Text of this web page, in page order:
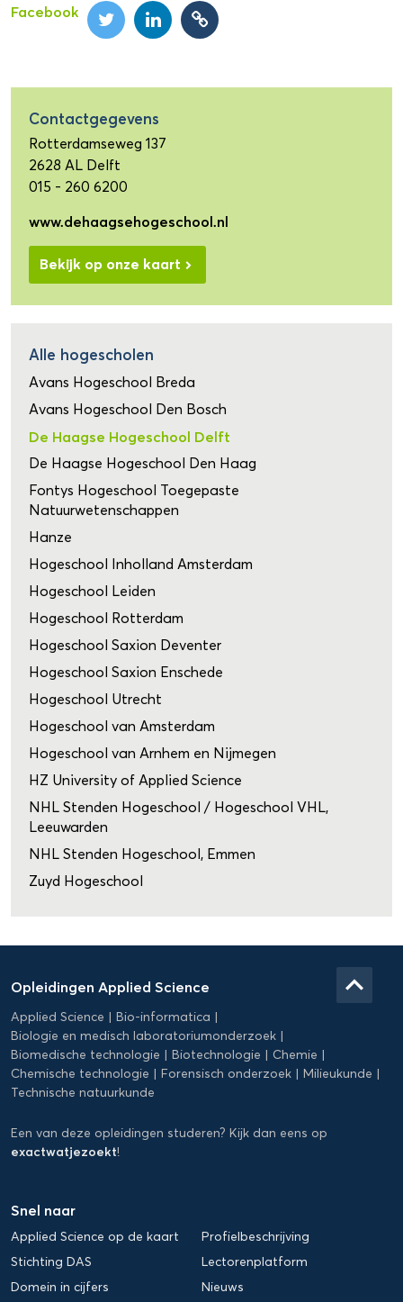
Facebook
Contactgegevens
Rotterdamseweg 137
2628 AL Delft
015 - 260 6200
www.dehaagsehogeschool.nl
Bekijk op onze kaart
Alle hogescholen
Avans Hogeschool Breda
Avans Hogeschool Den Bosch
De Haagse Hogeschool Delft
De Haagse Hogeschool Den Haag
Fontys Hogeschool Toegepaste
Natuurwetenschappen
Hanze
Hogeschool Inholland Amsterdam
Hogeschool Leiden
Hogeschool Rotterdam
Hogeschool Saxion Deventer
Hogeschool Saxion Enschede
Hogeschool Utrecht
Hogeschool van Amsterdam
Hogeschool van Arnhem en Nijmegen
HZ University of Applied Science
NHL Stenden Hogeschool / Hogeschool VHL,
Leeuwarden
NHL Stenden Hogeschool, Emmen
Zuyd Hogeschool
Applied
Science
Opleidingen Applied Science
Applied Science
Bio-informatica
Biologie en medisch laboratoriumonderzoek
Biomedische technologie
Biotechnologie
Chemie
Chemische technologie
Forensisch onderzoek
Milieukunde
Technische natuurkunde
Een van deze opleidingen studeren? Kijk dan eens op
exactwatjezoekt!
Snel naar
Applied Science op de kaart
Profielbeschrijving
Stichting DAS
Lectorenplatform
Domein in cijfers
Nieuws
keyboard_arrow_up